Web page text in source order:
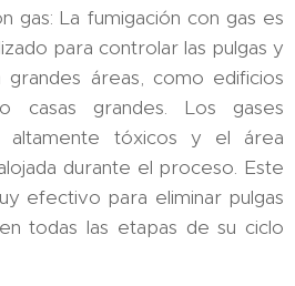
gas: La fumigación con gas es
para controlar las pulgas y
grandes áreas, como edificios
casas grandes. Los gases
altamente tóxicos y el área
durante el proceso. Este
efectivo para eliminar pulgas
todas las etapas de su ciclo